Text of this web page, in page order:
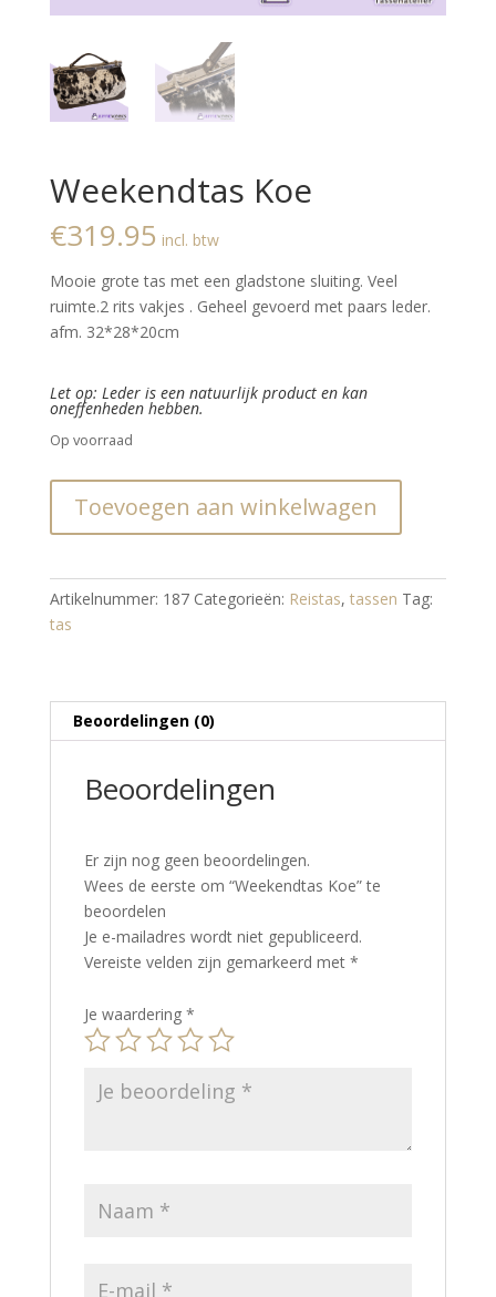
Weekendtas Koe
€319.95 incl. btw
Mooie grote tas met een gladstone sluiting. Veel
ruimte.2 rits vakjes . Geheel gevoerd met paars leder.
afm. 32*28*20cm
Let op: Leder is een natuurlijk product en kan
oneffenheden hebben.
Op voorraad
aantal
Toevoegen aan winkelwagen
Artikelnummer: 187 Categorieën: Reistas, tassen Tag:
tas
Beoordelingen (0)
Beoordelingen
Er zijn nog geen beoordelingen.
Wees de eerste om “Weekendtas Koe” te
beoordelen
Je e-mailadres wordt niet gepubliceerd.
Vereiste velden zijn gemarkeerd met *
Je waardering *